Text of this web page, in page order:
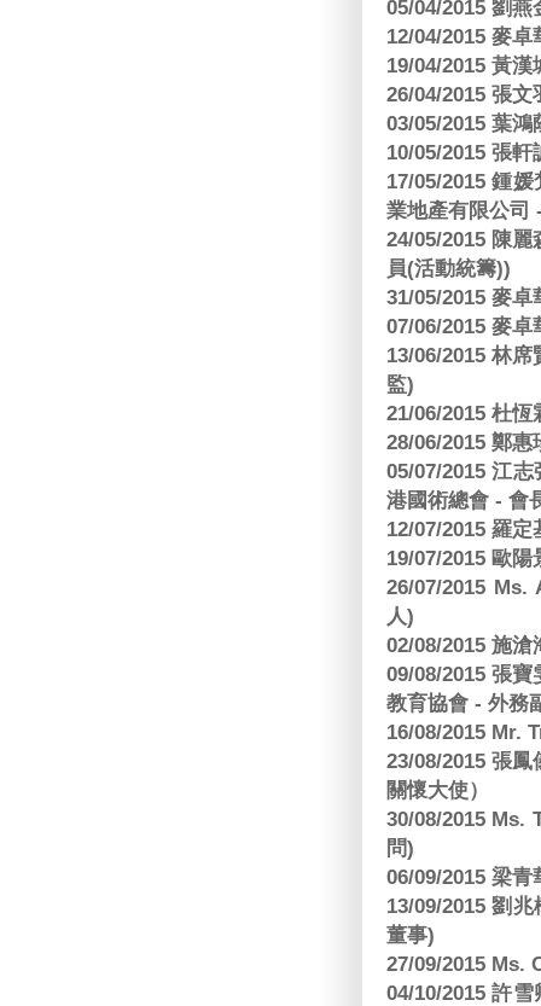
05/04/2015 劉
12/04/2015 麥
19/04/2015 黃
26/04/2015 張
03/05/2015 葉
10/05/2015 張
17/05/2015 鍾
業地產有限公司
24/05/2015 陳
員(活動統籌))
31/05/2015 麥
07/06/2015 麥
13/06/2015 林
監)
21/06/2015 杜
28/06/2015 鄭
05/07/2015 江
港國術總會 - 會
12/07/2015 羅
19/07/2015 歐
26/07/2015
人)
02/08/2015 施
09/08/2015 張
教育協會 - 外務
16/08/2015 Mr.
23/08/2015 張
關懷大使）
30/08/2015 Ms.
問)
06/09/2015 梁
13/09/2015 劉
董事)
27/09/2015 Ms.
04/10/2015 許